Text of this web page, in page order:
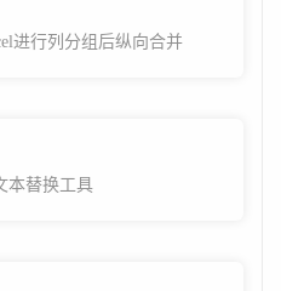
进行列分组后纵向合并
本替换工具